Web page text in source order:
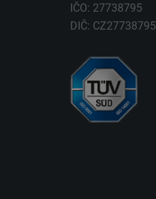
IČO: 27738795
DIČ: CZ27738795